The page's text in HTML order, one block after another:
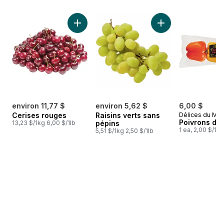
sauter Meilleures ventes
environ 11,77 $
Cerises rouges
13,23 $/1kg 6,00 $/1lb
Ajouter Cerises rouges au panier
environ 5,62 $
Raisins verts sans
pépins
5,51 $/1kg 2,50 $/1lb
Ajouter Raisins
6,00 $
Délices du
Poivrons de
1 ea, 2,00 $/1ch